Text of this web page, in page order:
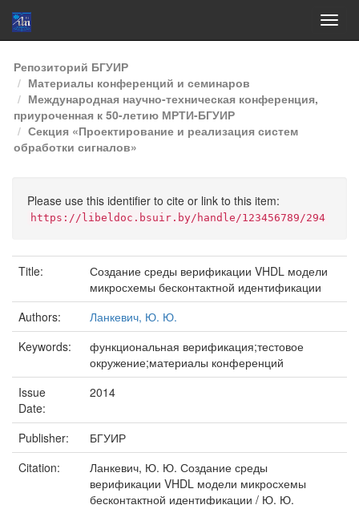
Skip
navigation
Репозиторий БГУИР
Материалы конференций и семинаров
Международная научно-техническая конференция,
приуроченная к 50-летию МРТИ-БГУИР
Секция «Проектирование и реализация систем
обработки сигналов»
Please use this identifier to cite or link to this item:
https://libeldoc.bsuir.by/handle/123456789/294
Title:
Создание среды верификации VHDL модели
микросхемы бесконтактной идентификации
Authors:
Ланкевич, Ю. Ю.
Keywords:
функциональная верификация;тестовое
окружение;материалы конференций
Issue
Date:
2014
Publisher:
БГУИР
Citation:
Ланкевич, Ю. Ю. Создание среды
верификации VHDL модели микросхемы
бесконтактной идентификации / Ю. Ю.